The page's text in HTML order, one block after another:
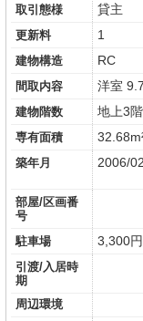
取引態様 貸主
更新料 1
建物構造 RC
間取内容 洋室
建物階数 地上3
専有面積
築年月 2006/02
部屋/区画番
号
駐車場 3,300
引渡/入居時
期
周辺環境